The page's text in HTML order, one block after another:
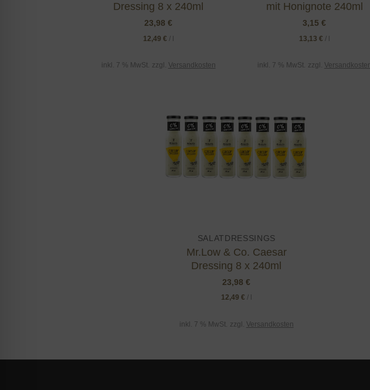
Dressing 8 x 240ml
23,98€
12,49 € / l
inkl. 7 % MwSt. zzgl. Versandkosten
mit Honignote 240ml
3,15€
13,13 € / l
inkl. 7 % MwSt. zzgl.
Add to
wishlist
SALATDRESSINGS
Mr.Low & Co. Caesar
Dressing 8 x 240ml
23,98€
12,49 € /
inkl. 7 % MwSt. zzgl. Versandkosten